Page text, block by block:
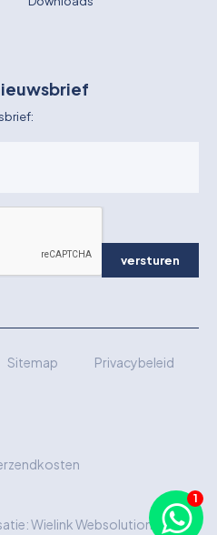
versturen
Sitemap Privacybeleid
Wielink Websolutions